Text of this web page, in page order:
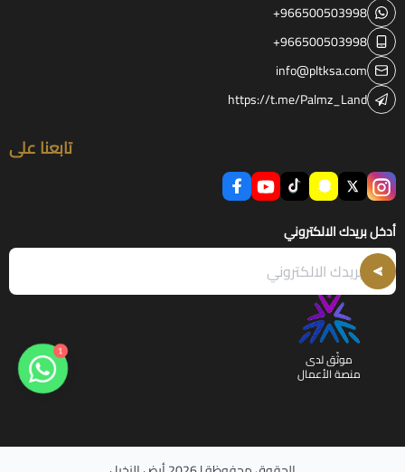
+966500503998
+966500503998
info@pltksa.com
https://t.me/Palmz_Land
تابعنا على
أدخل بريدك الالكتروني
موثّق لدى
منصة الأعمال
1